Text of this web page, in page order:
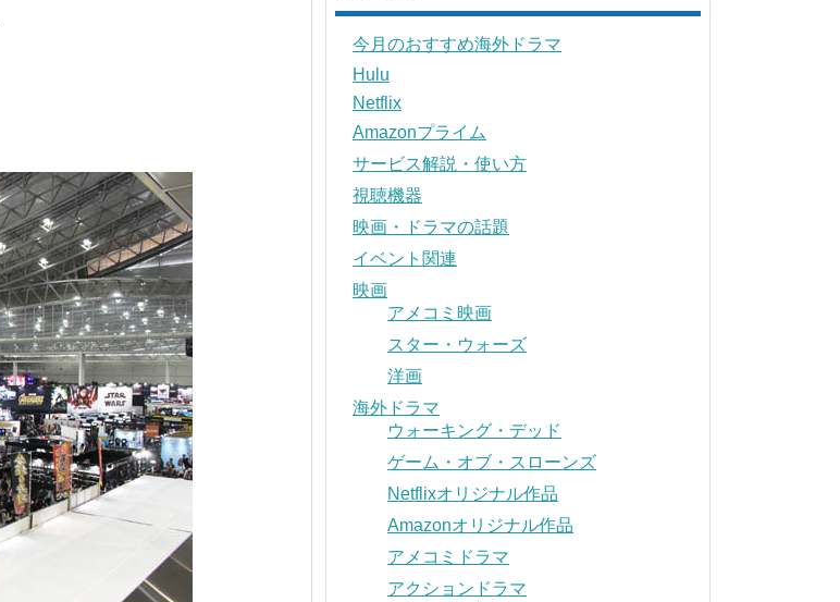
今月のおすすめ海外ドラマ
Hulu
Netflix
Amazonプライム
サービス解説・使い方
視聴機器
映画・ドラマの話題
イベント関連
映画
アメコミ映画
スター・ウォーズ
洋画
海外ドラマ
ウォーキング・デッド
ゲーム・オブ・スローンズ
Netflixオリジナル作品
Amazonオリジナル作品
アメコミドラマ
アクションドラマ